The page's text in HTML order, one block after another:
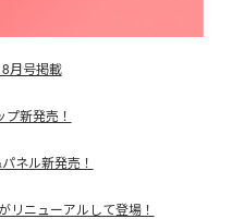
月号掲載
新発売！
ネル新発売！
リニューアルして登場！